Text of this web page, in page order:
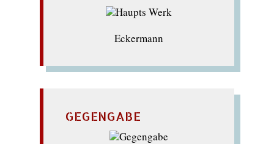
Eckermann
GEGENGABE